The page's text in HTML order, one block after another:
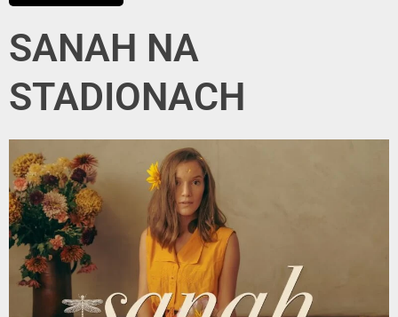
SANAH NA
STADIONACH